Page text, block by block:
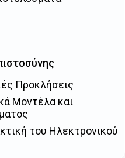
Προκλήσεις
Μοντέλα και
του Ηλεκτρονικού